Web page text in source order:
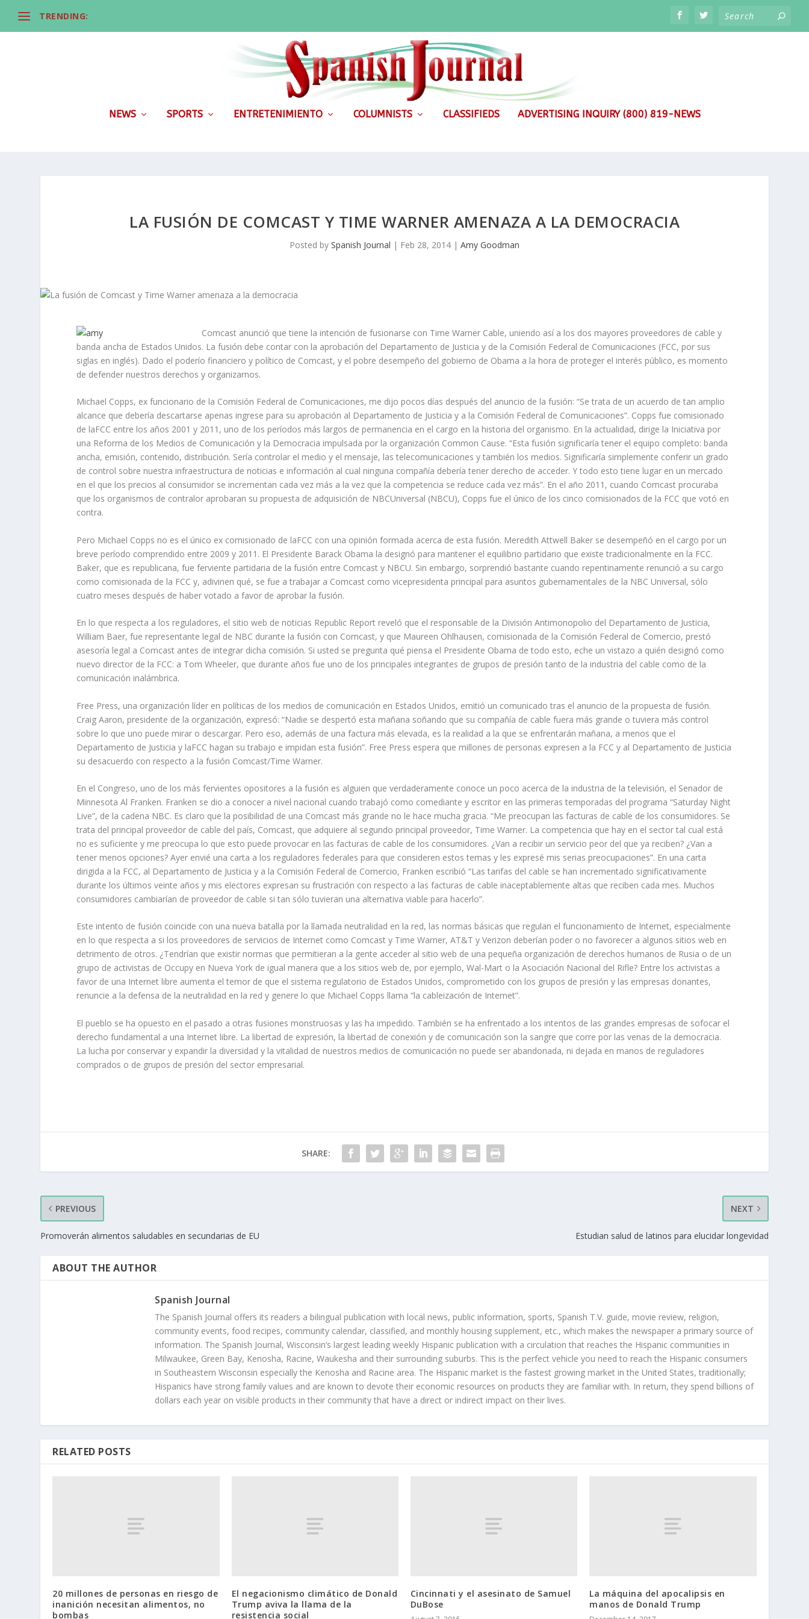
TRENDING:
NEWS SPORTS ENTRETENIMIENTO COLUMNISTS CLASSIFIEDS ADVERTISING INQUIRY (800) 819-NEWS
LA FUSIÓN DE COMCAST Y TIME WARNER AMENAZA A LA DEMOCRACIA
Posted by Spanish Journal | Feb 28, 2014 | Amy Goodman
Comcast anunció que tiene la intención de fusionarse con Time Warner Cable, uniendo así a los dos mayores proveedores de cable y
banda ancha de Estados Unidos. La fusión debe contar con la aprobación del Departamento de Justicia y de la Comisión Federal de Comunicaciones (FCC, por sus
siglas en inglés). Dado el poderío financiero y político de Comcast, y el pobre desempeño del gobierno de Obama a la hora de proteger el interés público, es momento
de defender nuestros derechos y organizarnos.
Michael Copps, ex funcionario de la Comisión Federal de Comunicaciones, me dijo pocos días después del anuncio de la fusión: “Se trata de un acuerdo de tan amplio
alcance que debería descartarse apenas ingrese para su aprobación al Departamento de Justicia y a la Comisión Federal de Comunicaciones”. Copps fue comisionado
de laFCC entre los años 2001 y 2011, uno de los períodos más largos de permanencia en el cargo en la historia del organismo. En la actualidad, dirige la Iniciativa por
una Reforma de los Medios de Comunicación y la Democracia impulsada por la organización Common Cause. “Esta fusión significaría tener el equipo completo: banda
ancha, emisión, contenido, distribución. Sería controlar el medio y el mensaje, las telecomunicaciones y también los medios. Significaría simplemente conferir un grado
de control sobre nuestra infraestructura de noticias e información al cual ninguna compañía debería tener derecho de acceder. Y todo esto tiene lugar en un mercado
en el que los precios al consumidor se incrementan cada vez más a la vez que la competencia se reduce cada vez más”. En el año 2011, cuando Comcast procuraba
que los organismos de contralor aprobaran su propuesta de adquisición de NBCUniversal (NBCU), Copps fue el único de los cinco comisionados de la FCC que votó en
contra.
Pero Michael Copps no es el único ex comisionado de laFCC con una opinión formada acerca de esta fusión. Meredith Attwell Baker se desempeñó en el cargo por un
breve período comprendido entre 2009 y 2011. El Presidente Barack Obama la designó para mantener el equilibrio partidario que existe tradicionalmente en la FCC.
Baker, que es republicana, fue ferviente partidaria de la fusión entre Comcast y NBCU. Sin embargo, sorprendió bastante cuando repentinamente renunció a su cargo
como comisionada de la FCC y, adivinen qué, se fue a trabajar a Comcast como vicepresidenta principal para asuntos gubernamentales de la NBC Universal, sólo
cuatro meses después de haber votado a favor de aprobar la fusión.
En lo que respecta a los reguladores, el sitio web de noticias Republic Report reveló que el responsable de la División Antimonopolio del Departamento de Justicia,
William Baer, fue representante legal de NBC durante la fusión con Comcast, y que Maureen Ohlhausen, comisionada de la Comisión Federal de Comercio, prestó
asesoría legal a Comcast antes de integrar dicha comisión. Si usted se pregunta qué piensa el Presidente Obama de todo esto, eche un vistazo a quién designó como
nuevo director de la FCC: a Tom Wheeler, que durante años fue uno de los principales integrantes de grupos de presión tanto de la industria del cable como de la
comunicación inalámbrica.
Free Press, una organización líder en políticas de los medios de comunicación en Estados Unidos, emitió un comunicado tras el anuncio de la propuesta de fusión.
Craig Aaron, presidente de la organización, expresó: “Nadie se despertó esta mañana soñando que su compañía de cable fuera más grande o tuviera más control
sobre lo que uno puede mirar o descargar. Pero eso, además de una factura más elevada, es la realidad a la que se enfrentarán mañana, a menos que el
Departamento de Justicia y laFCC hagan su trabajo e impidan esta fusión”. Free Press espera que millones de personas expresen a la FCC y al Departamento de Justicia
su desacuerdo con respecto a la fusión Comcast/Time Warner.
En el Congreso, uno de los más fervientes opositores a la fusión es alguien que verdaderamente conoce un poco acerca de la industria de la televisión, el Senador de
Minnesota Al Franken. Franken se dio a conocer a nivel nacional cuando trabajó como comediante y escritor en las primeras temporadas del programa “Saturday Night
Live”, de la cadena NBC. Es claro que la posibilidad de una Comcast más grande no le hace mucha gracia. “Me preocupan las facturas de cable de los consumidores. Se
trata del principal proveedor de cable del país, Comcast, que adquiere al segundo principal proveedor, Time Warner. La competencia que hay en el sector tal cual está
no es suficiente y me preocupa lo que esto puede provocar en las facturas de cable de los consumidores. ¿Van a recibir un servicio peor del que ya reciben? ¿Van a
tener menos opciones? Ayer envié una carta a los reguladores federales para que consideren estos temas y les expresé mis serias preocupaciones”. En una carta
dirigida a la FCC, al Departamento de Justicia y a la Comisión Federal de Comercio, Franken escribió “Las tarifas del cable se han incrementado significativamente
durante los últimos veinte años y mis electores expresan su frustración con respecto a las facturas de cable inaceptablemente altas que reciben cada mes. Muchos
consumidores cambiarían de proveedor de cable si tan sólo tuvieran una alternativa viable para hacerlo”.
Este intento de fusión coincide con una nueva batalla por la llamada neutralidad en la red, las normas básicas que regulan el funcionamiento de Internet, especialmente
en lo que respecta a si los proveedores de servicios de Internet como Comcast y Time Warner, AT&T y Verizon deberían poder o no favorecer a algunos sitios web en
detrimento de otros. ¿Tendrían que existir normas que permitieran a la gente acceder al sitio web de una pequeña organización de derechos humanos de Rusia o de un
grupo de activistas de Occupy en Nueva York de igual manera que a los sitios web de, por ejemplo, Wal-Mart o la Asociación Nacional del Rifle? Entre los activistas a
favor de una Internet libre aumenta el temor de que el sistema regulatorio de Estados Unidos, comprometido con los grupos de presión y las empresas donantes,
renuncie a la defensa de la neutralidad en la red y genere lo que Michael Copps llama “la cableización de Internet”.
El pueblo se ha opuesto en el pasado a otras fusiones monstruosas y las ha impedido. También se ha enfrentado a los intentos de las grandes empresas de sofocar el
derecho fundamental a una Internet libre. La libertad de expresión, la libertad de conexión y de comunicación son la sangre que corre por las venas de la democracia.
La lucha por conservar y expandir la diversidad y la vitalidad de nuestros medios de comunicación no puede ser abandonada, ni dejada en manos de reguladores
comprados o de grupos de presión del sector empresarial.
SHARE:
PREVIOUS
Promoverán alimentos saludables en secundarias de EU
NEXT
Estudian salud de latinos para elucidar longevidad
ABOUT THE AUTHOR
Spanish Journal
The Spanish Journal offers its readers a bilingual publication with local news, public information, sports, Spanish T.V. guide, movie review, religion,
community events, food recipes, community calendar, classified, and monthly housing supplement, etc., which makes the newspaper a primary source of
information. The Spanish Journal, Wisconsin’s largest leading weekly Hispanic publication with a circulation that reaches the Hispanic communities in
Milwaukee, Green Bay, Kenosha, Racine, Waukesha and their surrounding suburbs. This is the perfect vehicle you need to reach the Hispanic consumers
in Southeastern Wisconsin especially the Kenosha and Racine area. The Hispanic market is the fastest growing market in the United States, traditionally;
Hispanics have strong family values and are known to devote their economic resources on products they are familiar with. In return, they spend billions of
dollars each year on visible products in their community that have a direct or indirect impact on their lives.
RELATED POSTS
20 millones de personas en riesgo de
inanición necesitan alimentos, no
bombas
El negacionismo climático de Donald
Trump aviva la llama de la
resistencia social
Cincinnati y el asesinato de Samuel
DuBose
La máquina del apocalipsis en
manos de Donald Trump